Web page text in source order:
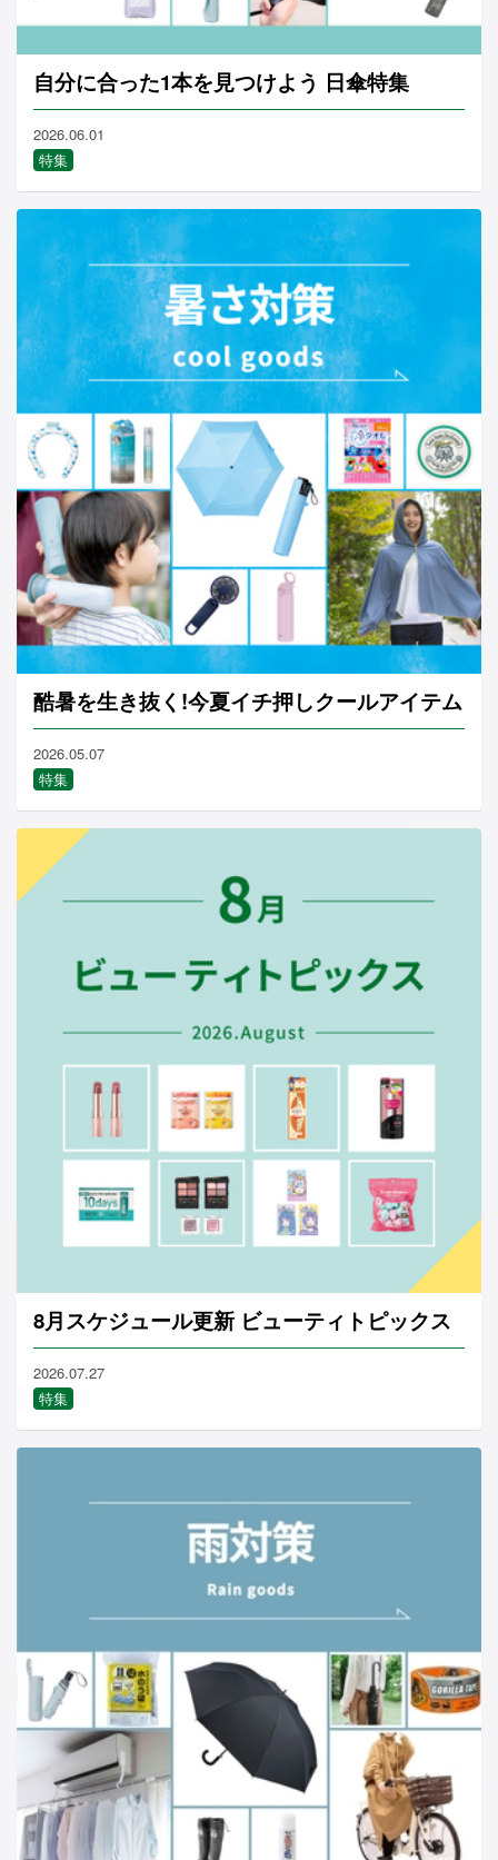
自分に合った1本を見つけよう 日傘特集
2026.06.01
特集
酷暑を生き抜く!今夏イチ押しクールアイテム
2026.05.07
特集
8月スケジュール更新 ビューティトピックス
2026.07.27
特集